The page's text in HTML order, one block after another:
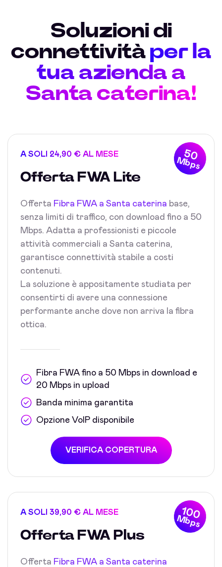
Soluzioni di
connettività per la
tua azienda a
Santa caterina!
50
Mbps
A SOLI 24,90 € AL MESE
Offerta FWA Lite
Offerta Fibra FWA a Santa caterina base,
senza limiti di traffico, con download fino a 50
Mbps. Adatta a professionisti e piccole
attività commerciali a Santa caterina,
garantisce connettività stabile a costi
contenuti.
La soluzione è appositamente studiata per
consentirti di avere una connessione
performante anche dove non arriva la fibra
ottica.
Fibra FWA fino a 50 Mbps in download e
20 Mbps in upload
Banda minima garantita
Opzione VoIP disponibile
VERIFICA COPERTURA
100
Mbps
A SOLI 39,90 € AL MESE
Offerta FWA Plus
Offerta Fibra FWA a Santa caterina